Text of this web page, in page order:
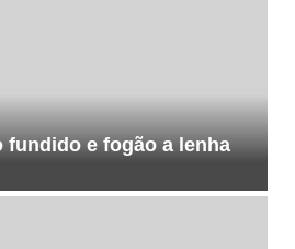
fundido e fogão a lenha